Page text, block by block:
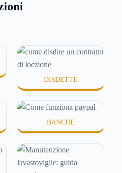
proprio nei mesi caldi,
DISDETTE
BANCHE